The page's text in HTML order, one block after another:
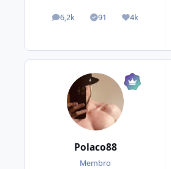
6,2k
posts 91
Tópicos solucionados
4k
Reputação
Polaco88
Membro